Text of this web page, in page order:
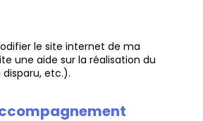
le site internet de ma
une aide sur la réalisation du
etc.).